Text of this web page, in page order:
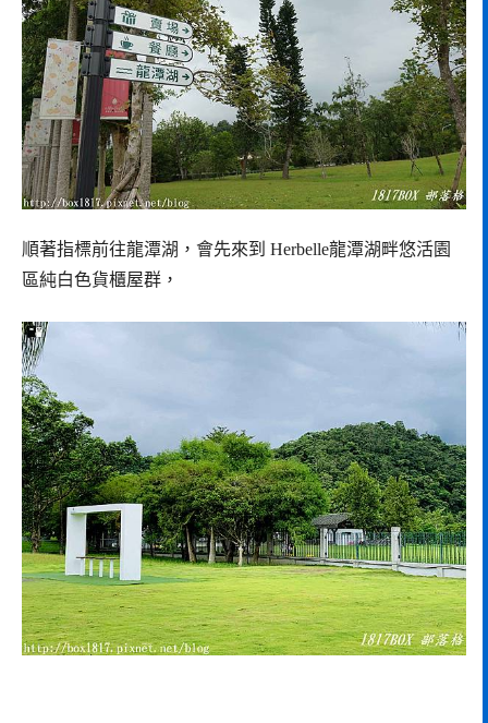
順著指標前往龍潭湖，會先來到 Herbelle龍潭湖畔悠活園
區純白色貨櫃屋群，